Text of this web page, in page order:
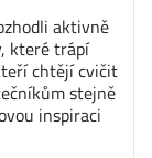
aktivně
které trápí
chtějí cvičit
stejně
inspiraci